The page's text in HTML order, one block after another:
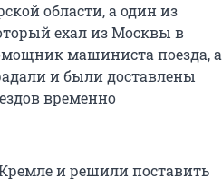
области, а один из
ехал из Москвы в
машиниста поезда, а
и были доставлены
временно
и решили поставить